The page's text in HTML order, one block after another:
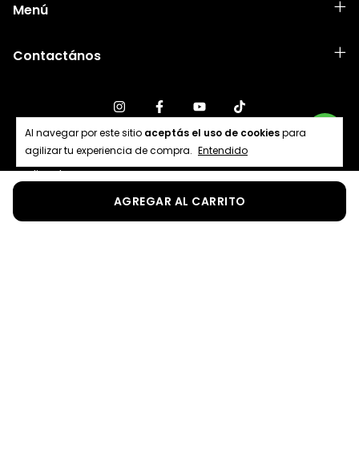
Al navegar por este sitio aceptás el uso de cookiespara
agilizar tu experiencia de compra. Entendido
Menú
Contactános
Medios de pago